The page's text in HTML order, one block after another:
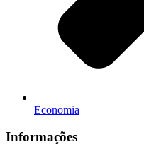
Economia
Informações